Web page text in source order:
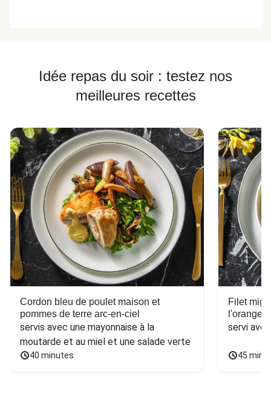
Idée repas du soir : testez nos
meilleures recettes
Cordon bleu de poulet maison et
pommes de terre arc-en-ciel
servis avec une mayonnaise à la
moutarde et au miel et une salade verte
40 minutes
Filet
l'orange
servi
45